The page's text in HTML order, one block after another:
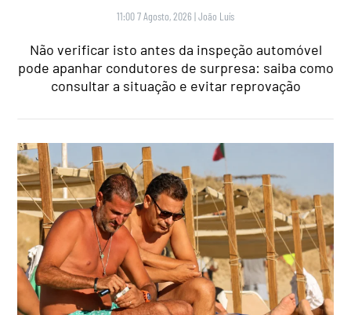
11:00 7 Agosto, 2026 |João Luís
Não verificar isto antes da inspeção automóvel
pode apanhar condutores de surpresa: saiba como
consultar a situação e evitar reprovação